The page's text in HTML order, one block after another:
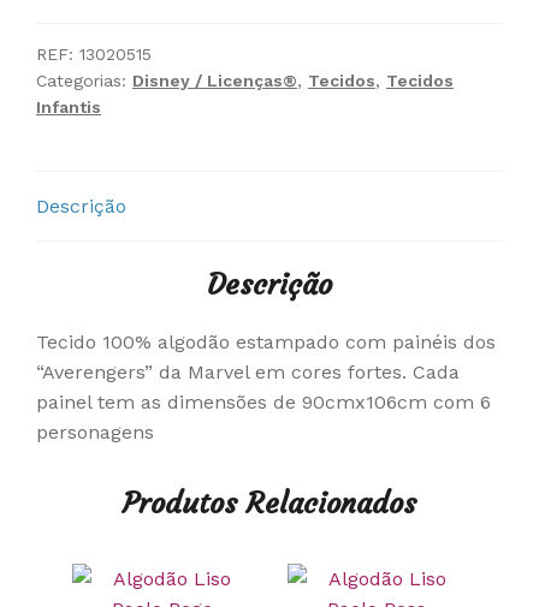
REF: 13020515
Categorias: Disney / Licenças®, Tecidos, Tecidos
Infantis
Descrição
Descrição
Tecido 100% algodão estampado com painéis dos
“Averengers” da Marvel em cores fortes. Cada
painel tem as dimensões de 90cmx106cm com 6
personagens
Produtos Relacionados